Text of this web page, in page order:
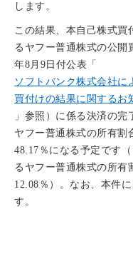
します。
この結果、本自己株式買
るヤフー普通株式の公開
年8月9日付公表「
ソフトバンク株式会社に
買付けの結果に関するお
」参照）に係る決済の
ヤフー普通株式の所有割
48.17％になる予定です
るヤフー普通株式の所有
12.08％）。なお、本件
す。